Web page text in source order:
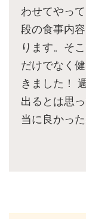
わせてやっ
段の食事内
ります。そ
だけでなく
きました！
出るとは思
当に良かっ